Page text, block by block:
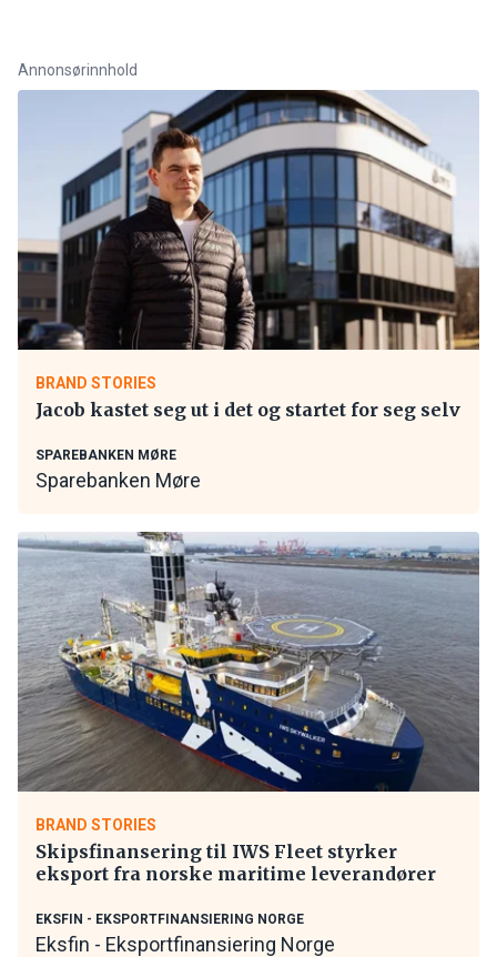
Annonsørinnhold
BRAND STORIES
Jacob kastet seg ut i det og startet for seg selv
SPAREBANKEN MØRE
Sparebanken Møre
BRAND STORIES
Skipsfinansering til IWS Fleet styrker
eksport fra norske maritime leverandører
EKSFIN - EKSPORTFINANSIERING NORGE
Eksfin - Eksportfinansiering Norge